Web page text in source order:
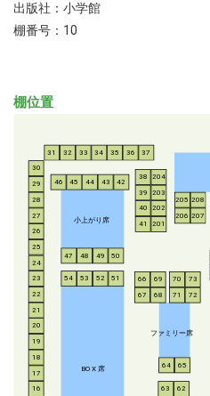
出版社：小学館
棚番号：10
棚位置
小上がり席
BO X 席
ファミリー席
16
17
18
19
20
21
22
23
24
25
26
27
28
29
30
31 32 33 34 35 36 37
38
39
40
41
42
43
44
45
46
47 48 49 50
51
52
53
54
62
63
64 65
66
67
68
69
70
71
72
73
201
202
203
204
205
206 207
208